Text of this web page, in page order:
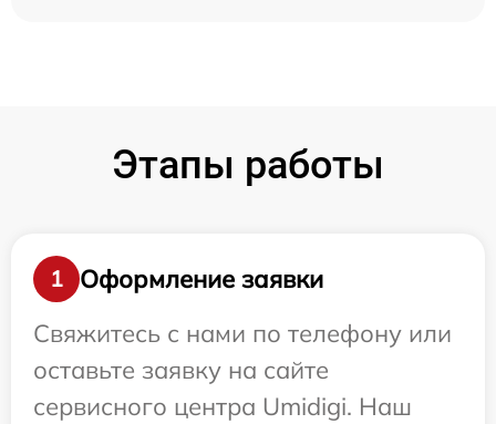
Этапы работы
1
Оформление заявки
Свяжитесь с нами по телефону или
оставьте заявку на сайте
сервисного центра Umidigi. Наш